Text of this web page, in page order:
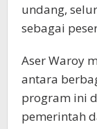
undang,
sebagai
Aser Waroy
antara
program ini
pemerintah